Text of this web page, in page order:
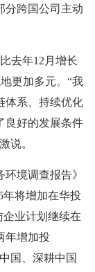
分跨国公司主动
去年12月增长
更加多元。“我
体系、持续优化
良好的发展条件
说。
境调查报告》
年将增加在华投
企业计划继续在
年增加投
国、深耕中国